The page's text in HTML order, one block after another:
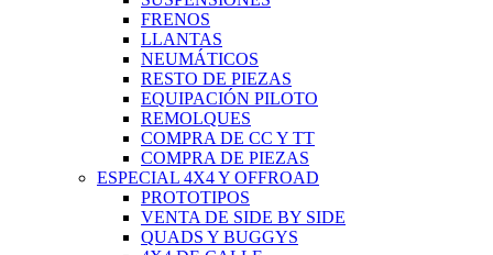
FRENOS
LLANTAS
NEUMÁTICOS
RESTO DE PIEZAS
EQUIPACIÓN PILOTO
REMOLQUES
COMPRA DE CC Y TT
COMPRA DE PIEZAS
ESPECIAL 4X4 Y OFFROAD
PROTOTIPOS
VENTA DE SIDE BY SIDE
QUADS Y BUGGYS